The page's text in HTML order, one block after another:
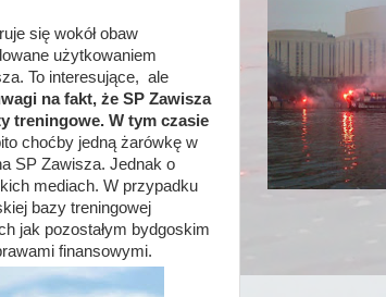
się wokół obaw
użytkowaniem
To interesujące, ale
na fakt, że SP Zawisza
treningowe. W tym czasie
choćby jedną żarówkę w
SP Zawisza. Jednak o
mediach. W przypadku
bazy treningowej
jak pozostałym bydgoskim
finansowymi.